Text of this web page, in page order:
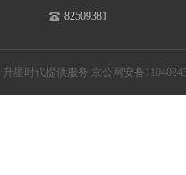
82509381
升星时代提供服务 京公网安备